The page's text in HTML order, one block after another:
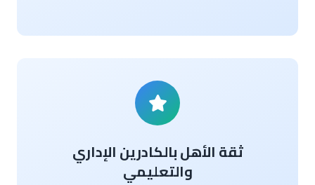
ثقة الأهل بالكادرين الإداري
والتعليمي